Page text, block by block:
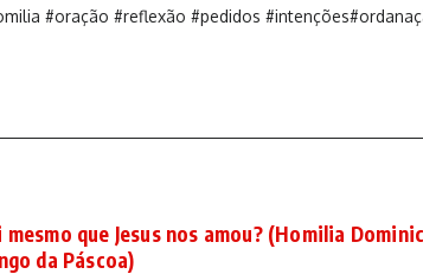
#oração #reflexão #pedidos
que Jesus nos amou? (Homilia
da Páscoa)